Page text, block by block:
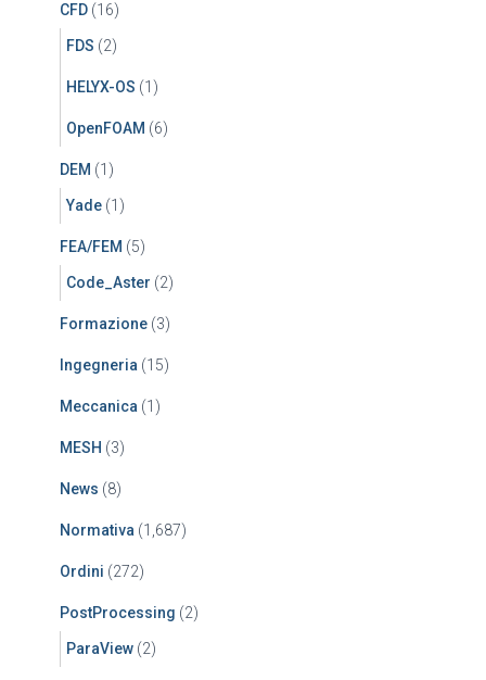
CFD (16)
FDS (2)
HELYX-OS (1)
OpenFOAM (6)
DEM (1)
Yade (1)
FEA/FEM (5)
Code_Aster (2)
Formazione (3)
Ingegneria (15)
Meccanica (1)
MESH (3)
News (8)
Normativa (1,687)
Ordini (272)
PostProcessing (2)
ParaView (2)